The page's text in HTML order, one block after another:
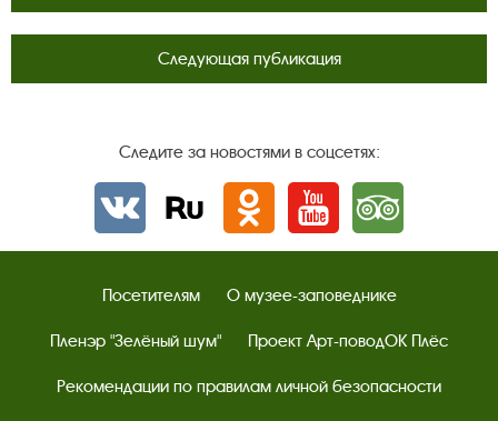
Следующая публикация
Следите за новостями в соцсетях:
Вконтактеrutube Одноклассники
YouTube Трипадвизор
Посетителям О музее-заповеднике
Пленэр "Зелёный шум" Проект Арт-поводОК Плёс
Рекомендации по правилам личной безопасности